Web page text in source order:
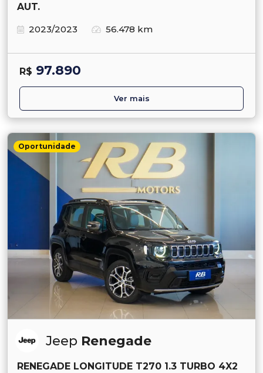
AUT.
2023/2023
56.478 km
R$ 97.890
Ver mais
Oportunidade
Jeep Renegade
RENEGADE LONGITUDE T270 1.3 TURBO 4X2